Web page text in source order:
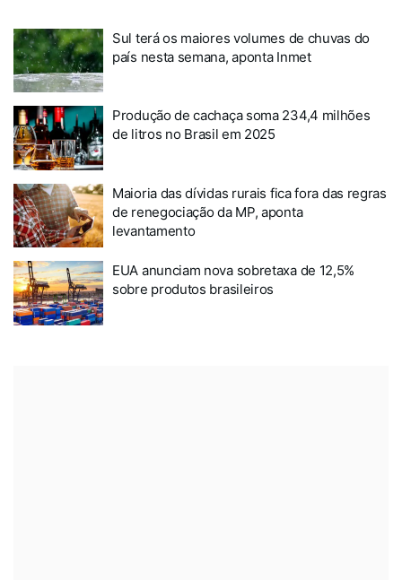
Sul terá os maiores volumes de chuvas do
país nesta semana, aponta Inmet
Produção de cachaça soma 234,4 milhões
de litros no Brasil em 2025
Maioria das dívidas rurais fica fora das regras
de renegociação da MP, aponta
levantamento
EUA anunciam nova sobretaxa de 12,5%
sobre produtos brasileiros